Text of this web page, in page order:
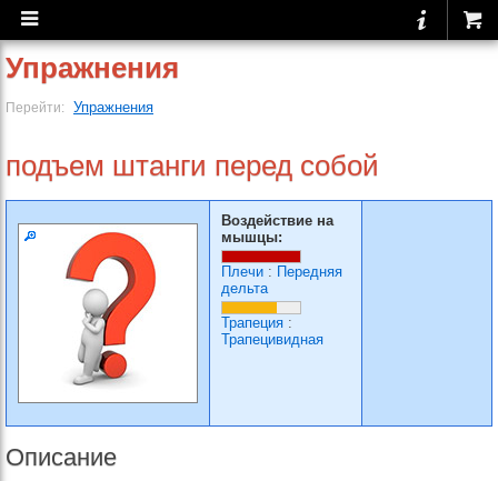
Упражнения
Перейти: Упражнения
подъем штанги перед собой
Воздействие на
мышцы:
Плечи : Передняя
дельта
Трапеция :
Трапецивидная
Описание